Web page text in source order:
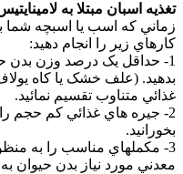
تغذيه اسبان مبتلا به
زماني که اسب يا اسبچه شما
کارهاي زير را انجام دهيد:
1- حداقل يک درصد وزن بدن
بدهيد. (علف خشک يا کاه
غذائي متناوب تقسيم نمائيد.
2- جيره هاي غذائي کم حجم
بخورانيد.
3- مکملهاي مناسب را به
معدني مورد نياز بدن حيوان به